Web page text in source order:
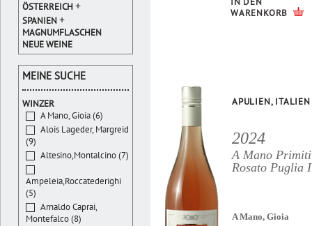
WARENKORB
APULIEN, ITALIEN
2024
A Mano
Rosato Puglia
A Mano, Gioia
ÖSTERREICH+
SPANIEN+
MAGNUMFLASCHEN
NEUE WEINE
MEINE SUCHE
WINZER
A Mano, Gioia (6)
Alois Lageder, Margreid
(9)
Altesino,Montalcino (7)
Ampeleia,Roccatederighi
(5)
Arnaldo Caprai,
Montefalco (8)